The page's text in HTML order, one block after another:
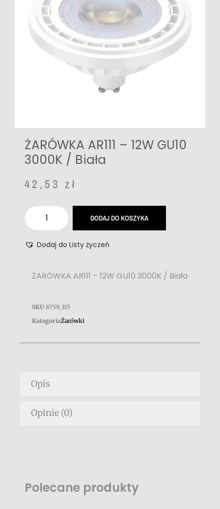
ŻARÓWKA AR111 – 12W GU10
3000K / Biała
42,53zł
DODAJ DO KOSZYKA
Dodaj do Listy życzeń
ŻARÓWKA AR111 – 12W GU10 3000K / Biała
SKU 8759_315
KategoriaŻarówki
Opis
Opinie (0)
Polecane produkty